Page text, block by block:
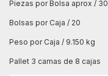
Piezas por Bolsa aprox / 30
Bolsas por Caja / 20
Peso por Caja / 9.150 kg
Pallet 3 camas de 8 cajas